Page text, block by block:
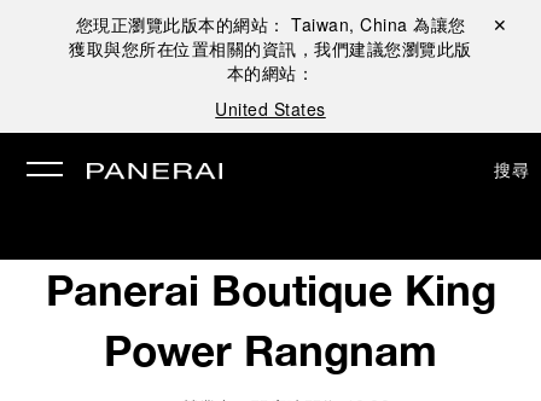
您現正瀏覽此版本的網站： Taiwan, China 為讓您
獲取與您所在位置相關的資訊，我們建議您瀏覽此版
本的網站：
United States
關閉 ✕
搜尋
Panerai Boutique King
Power Rangnam